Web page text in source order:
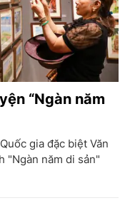
“Ngàn năm
gia đặc biệt Văn
"Ngàn năm di sản"